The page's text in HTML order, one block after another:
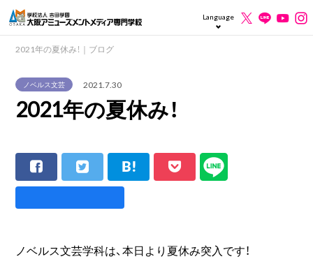
Language
2021年の夏休み！｜ブログ
ノベルス文芸 2021.7.30
2021年の夏休み！
ノベルス文芸学科は、本日より夏休み突入です！